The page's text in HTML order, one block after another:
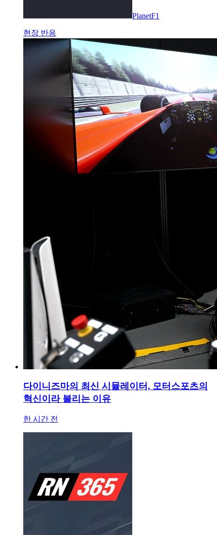
PlanetF1
현장 반응
다이니즈마의 최신 시뮬레이터, 모터스포츠의
혁신이라 불리는 이유
한 시간 전